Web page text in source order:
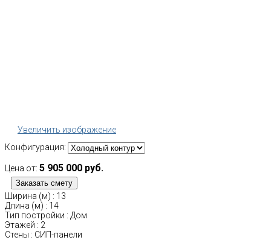
Увеличить изображение
Конфигурация:
Цена от: 5 905 000 руб.
Ширина (м) : 13
Длина (м) : 14
Тип постройки : Дом
Этажей : 2
Стены : СИП-панели